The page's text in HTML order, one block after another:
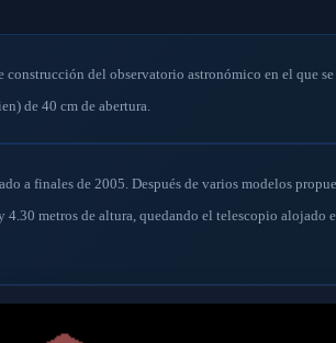
del observatorio astronómico en el que
de 40 cm de abertura.
a finales de 2005. Después de varios modelos
metros de altura, quedando el telescopio alojado